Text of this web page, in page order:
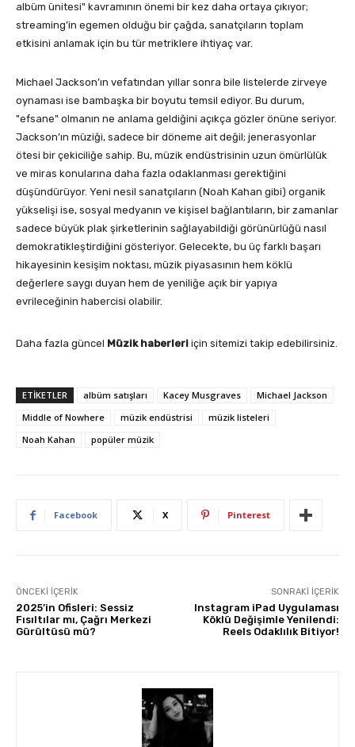
albüm ünitesi" kavramının önemi bir kez daha ortaya çıkıyor;
streaming’in egemen olduğu bir çağda, sanatçıların toplam
etkisini anlamak için bu tür metriklere ihtiyaç var.
Michael Jackson’ın vefatından yıllar sonra bile listelerde zirveye
oynaması ise bambaşka bir boyutu temsil ediyor. Bu durum,
"efsane" olmanın ne anlama geldiğini açıkça gözler önüne seriyor.
Jackson’ın müziği, sadece bir döneme ait değil; jenerasyonlar
ötesi bir çekiciliğe sahip. Bu, müzik endüstrisinin uzun ömürlülük
ve miras konularına daha fazla odaklanması gerektiğini
düşündürüyor. Yeni nesil sanatçıların (Noah Kahan gibi) organik
yükselişi ise, sosyal medyanın ve kişisel bağlantıların, bir zamanlar
sadece büyük plak şirketlerinin sağlayabildiği görünürlüğü nasıl
demokratikleştirdiğini gösteriyor. Gelecekte, bu üç farklı başarı
hikayesinin kesişim noktası, müzik piyasasının hem köklü
değerlere saygı duyan hem de yeniliğe açık bir yapıya
evrileceğinin habercisi olabilir.
Daha fazla güncel Müzik haberleri için sitemizi takip edebilirsiniz.
ETIKETLER albüm satışları Kacey Musgraves
Michael Jackson
Middle of Nowhere
müzik endüstrisi
müzik listeleri
Noah Kahan
popüler müzik
Facebook X Pinterest
ÖNCEKI İÇERIK
2025’in Ofisleri: Sessiz
Fısıltılar mı, Çağrı Merkezi
Gürültüsü mü?
SONRAKI İÇERIK
Instagram iPad Uygulaması
Köklü Değişimle Yenilendi:
Reels Odaklılık Bitiyor!